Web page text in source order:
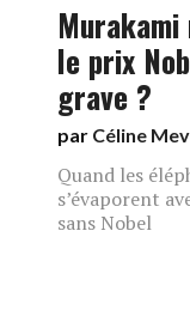
Murakami
le prix
grave ?
par Céline
Quand les
s’évaporent
sans Nobel